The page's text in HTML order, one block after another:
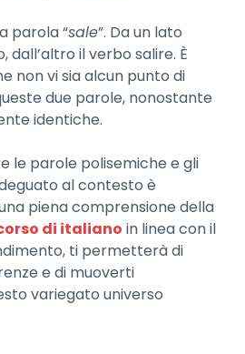
parola “sale”. Da un lato
dall’altro il verbo salire. È
non vi sia alcun punto di
due parole, nonostante
identiche.
le parole polisemiche e gli
al contesto è
piena comprensione della
di italiano in linea con il
ti permetterà di
e di muoverti
variegato universo